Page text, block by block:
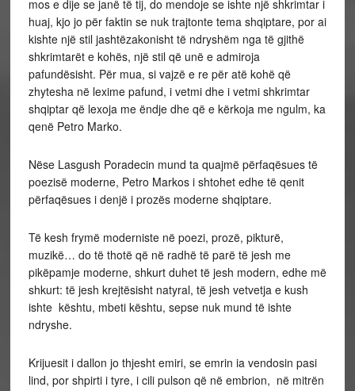
mos e dije se janë të tij, do mendoje se ishte një shkrimtar i
huaj, kjo jo për faktin se nuk trajtonte tema shqiptare, por ai
kishte një stil jashtëzakonisht të ndryshëm nga të gjithë
shkrimtarët e kohës, një stil që unë e admiroja
pafundësisht. Për mua, si vajzë e re për atë kohë që
zhytesha në lexime pafund, i vetmi dhe i vetmi shkrimtar
shqiptar që lexoja me ëndje dhe që e kërkoja me ngulm, ka
qenë Petro Marko.
Nëse Lasgush Poradecin mund ta quajmë përfaqësues të
poezisë moderne, Petro Markos i shtohet edhe të qenit
përfaqësues i denjë i prozës moderne shqiptare.
Të kesh frymë moderniste në poezi, prozë, pikturë,
muzikë… do të thotë që në radhë të parë të jesh me
pikëpamje moderne, shkurt duhet të jesh modern, edhe më
shkurt: të jesh krejtësisht natyral, të jesh vetvetja e kush
ishte kështu, mbeti kështu, sepse nuk mund të ishte
ndryshe.
Krijuesit i dallon jo thjesht emiri, se emrin ia vendosin pasi
lind, por shpirti i tyre, i cili pulson që në embrion, në mitrën